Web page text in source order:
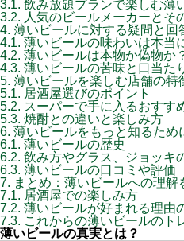
3.1. 飲み放題プランで楽しむ薄
3.2. 人気のビールメーカーとそ
4. 薄いビールに対する疑問と回
4.1. 薄いビールの味わいは本当
4.2. 薄いビールは本物か偽物か
4.3. 薄いビールの苦味と口当た
5. 薄いビールを楽しむ店舗の特
5.1. 居酒屋選びのポイント
5.2. スーパーで手に入るおすす
5.3. 焼酎との違いと楽しみ方
6. 薄いビールをもっと知るため
6.1. 薄いビールの歴史
6.2. 飲み方やグラス、ジョッキ
6.3. 薄いビールの口コミや評価
7. まとめ：薄いビールへの理解
7.1. 居酒屋での楽しみ方
7.2. 薄いビールが好まれる理由
7.3. これからの薄いビールのト
薄いビールの真実とは？